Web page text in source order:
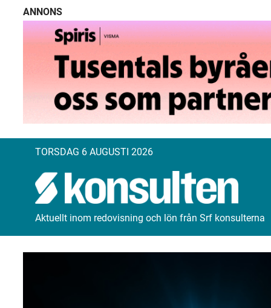
ANNONS
TORSDAG 6 AUGUSTI 2026
Aktuellt inom redovisning och lön från Srf konsulterna